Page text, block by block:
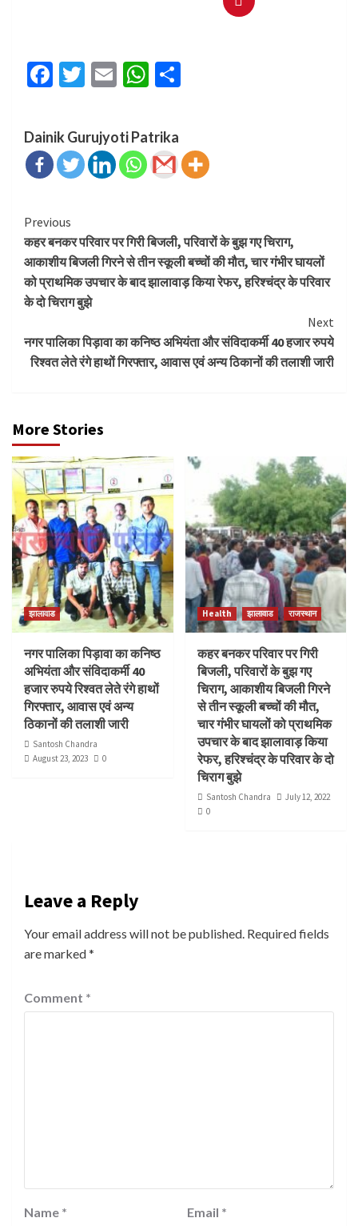
Facebook
Twitter
EmailWhatsApp
Dainik Gurujyoti Patrika
Continue
Reading
Previous
कहर बनकर परिवार पर गिरी बिजली, परिवारों के बुझ गए चिराग,
आकाशीय बिजली गिरने से तीन स्कूली बच्चों की मौत, चार गंभीर घायलों
को प्राथमिक उपचार के बाद झालावाड़ किया रेफर, हरिश्चंद्र के परिवार
के दो चिराग बुझे
Next
नगर पालिका पिड़ावा का कनिष्ठ अभियंता और संविदाकर्मी 40 हजार रुपये
रिश्वत लेते रंगे हाथों गिरफ्तार, आवास एवं अन्य ठिकानों की तलाशी जारी
More Stories
झालावाड
नगर पालिका पिड़ावा का कनिष्ठ
अभियंता और संविदाकर्मी 40
हजार रुपये रिश्वत लेते रंगे हाथों
गिरफ्तार, आवास एवं अन्य
ठिकानों की तलाशी जारी
Santosh Chandra
August 23, 2023
0
Health झालावाड राजस्थान
कहर बनकर परिवार पर गिरी
बिजली, परिवारों के बुझ गए
चिराग, आकाशीय बिजली गिरने
से तीन स्कूली बच्चों की मौत,
चार गंभीर घायलों को प्राथमिक
उपचार के बाद झालावाड़ किया
रेफर, हरिश्चंद्र के परिवार के दो
चिराग बुझे
Santosh Chandra
July 12, 2022
0
Leave a Reply
Your email address will not be published. Required fields
are marked*
Comment *
Name * Email *